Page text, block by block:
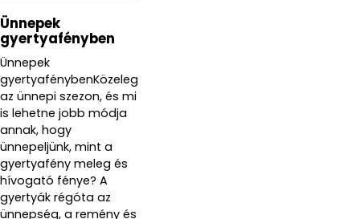
Ünnepek
gyertyafényben
Ünnepek
gyertyafénybenKözeleg
az ünnepi szezon, és mi
is lehetne jobb módja
annak, hogy
ünnepeljünk, mint a
gyertyafény meleg és
hívogató fénye? A
gyertyák régóta az
ünnepség, a remény és